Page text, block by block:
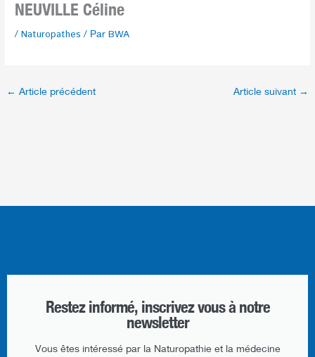
NEUVILLE Céline
/Naturopathes / ParBWA
← Article précédent Article suivant →
Restez informé, inscrivez vous à notre
newsletter​
Vous êtes intéressé par la Naturopathie et la médecine